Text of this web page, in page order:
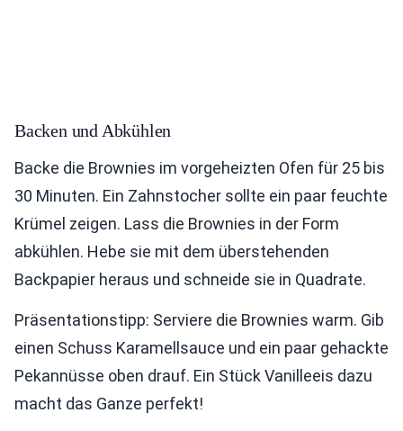
Backen und Abkühlen
Backe die Brownies im vorgeheizten Ofen für 25 bis
30 Minuten. Ein Zahnstocher sollte ein paar feuchte
Krümel zeigen. Lass die Brownies in der Form
abkühlen. Hebe sie mit dem überstehenden
Backpapier heraus und schneide sie in Quadrate.
Präsentationstipp: Serviere die Brownies warm. Gib
einen Schuss Karamellsauce und ein paar gehackte
Pekannüsse oben drauf. Ein Stück Vanilleeis dazu
macht das Ganze perfekt!